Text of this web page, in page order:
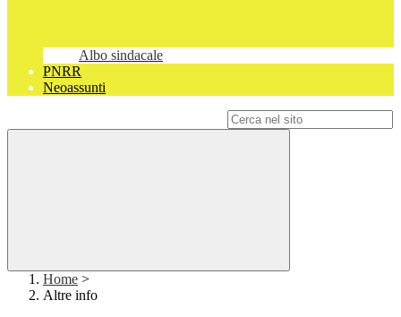
Albo sindacale
PNRR
Neoassunti
Home >
Altre info